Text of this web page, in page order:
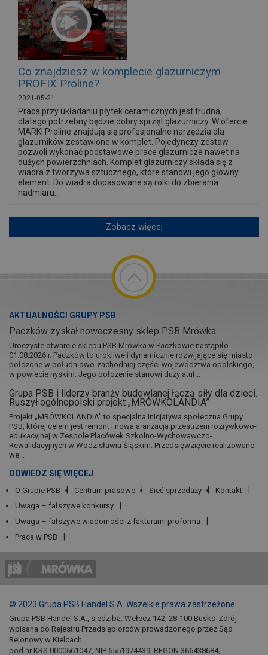
Co znajdziesz w komplecie glazurniczym
PROFIX Proline?
2021-05-21
Praca przy układaniu płytek ceramicznych jest trudna,
dlatego potrzebny będzie dobry sprzęt glazurniczy. W ofercie
MARKI Proline znajdują się profesjonalne narzędzia dla
glazurników zestawione w komplet. Pojedynczy zestaw
pozwoli wykonać podstawowe prace glazurnicze nawet na
dużych powierzchniach. Komplet glazurniczy składa się z
wiadra z tworzywa sztucznego, które stanowi jego główny
element. Do wiadra dopasowane są rolki do zbierania
nadmiaru...
Zobacz więcej
AKTUALNOŚCI GRUPY PSB
Paczków zyskał nowoczesny sklep PSB Mrówka
Uroczyste otwarcie sklepu PSB Mrówka w Paczkowie nastąpiło
01.08.2026 r. Paczków to urokliwe i dynamicznie rozwijające się miasto
położone w południowo-zachodniej części województwa opolskiego,
w powiecie nyskim. Jego położenie stanowi duży atut...
Grupa PSB i liderzy branży budowlanej łączą siły dla dzieci.
Ruszył ogólnopolski projekt „MRÓWKOLANDIA”
Projekt „MRÓWKOLANDIA” to specjalna inicjatywa społeczna Grupy
PSB, której celem jest remont i nowa aranżacja przestrzeni rozrywkowo-
edukacyjnej w Zespole Placówek Szkolno-Wychowawczo-
Rewalidacyjnych w Wodzisławiu Śląskim. Przedsięwzięcie realizowane
we...
DOWIEDZ SIĘ WIĘCEJ
O Grupie PSB Centrum prasowe Sieć sprzedaży
Kontakt
Uwaga – fałszywe konkursy
Uwaga – fałszywe wiadomości z fakturami proforma
Praca w PSB
© 2023 Grupa PSB Handel S.A. Wszelkie prawa zastrzeżone.
Grupa PSB Handel S.A., siedziba: Wełecz 142, 28-100 Busko-Zdrój
wpisana do Rejestru Przedsiębiorców prowadzonego przez Sąd
Rejonowy w Kielcach
pod nr KRS 0000661047, NIP 6551974439, REGON 366438684,